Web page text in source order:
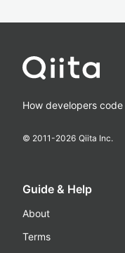
How developers code
© 2011-2026 Qiita Inc.
Guide & Help
About
Terms